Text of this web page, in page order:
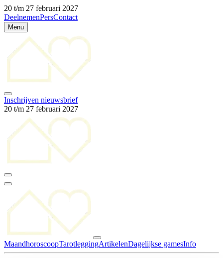
20 t/m 27 februari 2027
DeelnemenPersContact
Menu
Inschrijven nieuwsbrief
20 t/m 27 februari 2027
MaandhoroscoopTarotleggingArtikelenDagelijkse gamesInfo